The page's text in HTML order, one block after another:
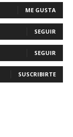
ME GUSTA
SEGUIR
SEGUIR
SUSCRIBIRTE